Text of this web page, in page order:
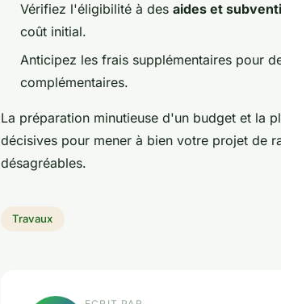
Vérifiez l'éligibilité à des aides et
coût initial.
Anticipez les frais supplémentaires pour
complémentaires.
La préparation minutieuse d'un budget et la
décisives pour mener à bien votre projet de
désagréables.
Travaux